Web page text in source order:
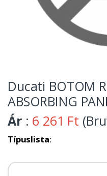
Ducati BOTOM
ABSORBING
Ár : 6 261 Ft
Típuslista: